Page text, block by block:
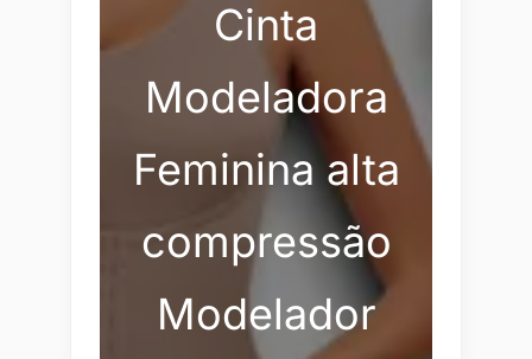
Cinta
Modeladora
Feminina alta
compressão
Modelador